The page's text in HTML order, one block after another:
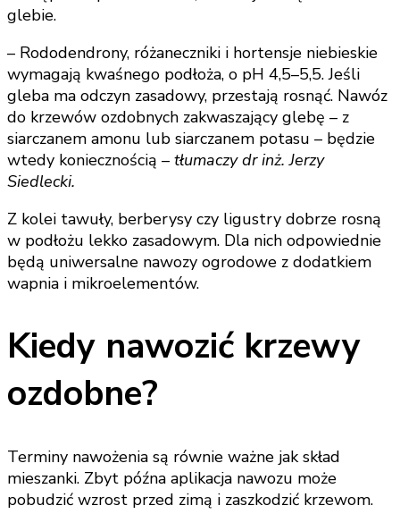
glebie.
– Rododendrony, różaneczniki i hortensje niebieskie
wymagają kwaśnego podłoża, o pH 4,5–5,5. Jeśli
gleba ma odczyn zasadowy, przestają rosnąć. Nawóz
do krzewów ozdobnych zakwaszający glebę – z
siarczanem amonu lub siarczanem potasu – będzie
wtedy koniecznością – tłumaczy dr inż. Jerzy
Siedlecki.
Z kolei tawuły, berberysy czy ligustry dobrze rosną
w podłożu lekko zasadowym. Dla nich odpowiednie
będą uniwersalne nawozy ogrodowe z dodatkiem
wapnia i mikroelementów.
Kiedy nawozić krzewy
ozdobne?
Terminy nawożenia są równie ważne jak skład
mieszanki. Zbyt późna aplikacja nawozu może
pobudzić wzrost przed zimą i zaszkodzić krzewom.